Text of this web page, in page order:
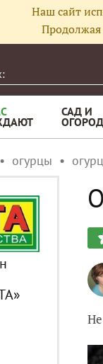
Наш сайт
Продолжая
САД И
ОГОРОД
огурцы